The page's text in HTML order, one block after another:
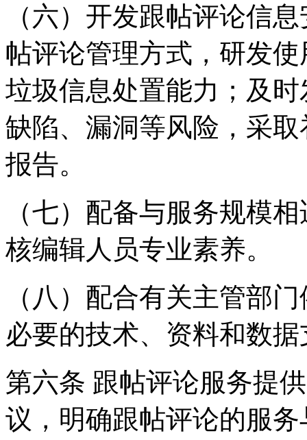
（六）开发跟帖评论信
帖评论管理方式，研发
垃圾信息处置能力；及
缺陷、漏洞等风险，采
报告。
（七）配备与服务规模
核编辑人员专业素养。
（八）配合有关主管部
必要的技术、资料和数
第六条 跟帖评论服务提
议，明确跟帖评论的服